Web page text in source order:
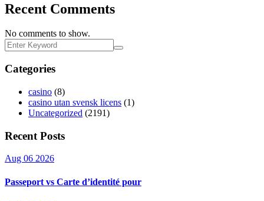
Recent Comments
No comments to show.
Categories
casino (8)
casino utan svensk licens (1)
Uncategorized (2191)
Recent Posts
Aug 06 2026
Passeport vs Carte d’identité pour